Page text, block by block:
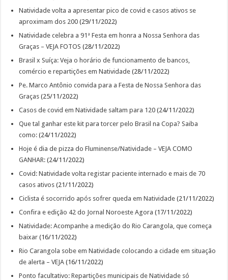
Natividade volta a apresentar pico de covid e casos ativos se
aproximam dos 200 (29/11/2022)
Natividade celebra a 91ª Festa em honra a Nossa Senhora das
Graças – VEJA FOTOS (28/11/2022)
Brasil x Suíça: Veja o horário de funcionamento de bancos,
comércio e repartições em Natividade (28/11/2022)
Pe. Marco Antônio convida para a Festa de Nossa Senhora das
Graças (25/11/2022)
Casos de covid em Natividade saltam para 120 (24/11/2022)
Que tal ganhar este kit para torcer pelo Brasil na Copa? Saiba
como: (24/11/2022)
Hoje é dia de pizza do Fluminense/Natividade – VEJA COMO
GANHAR: (24/11/2022)
Covid: Natividade volta registar paciente internado e mais de 70
casos ativos (21/11/2022)
Ciclista é socorrido após sofrer queda em Natividade (21/11/2022)
Confira e edição 42 do Jornal Noroeste Agora (17/11/2022)
Natividade: Acompanhe a medição do Rio Carangola, que começa
baixar (16/11/2022)
Rio Carangola sobe em Natividade colocando a cidade em situação
de alerta – VEJA (16/11/2022)
Ponto facultativo: Repartições municipais de Natividade só